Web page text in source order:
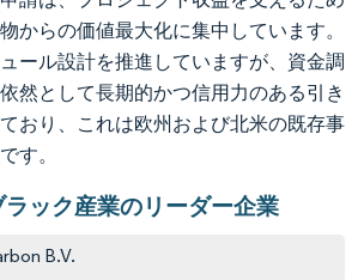
からの価値最大化に集中しています。
ール設計を推進していますが、資金調
然として長期的かつ信用力のある引き
おり、これは欧州および北米の既存事
す。
ック産業のリーダー企業
B.V.